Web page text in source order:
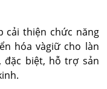
cải thiện chức năng
hóa vàgiữ cho làn
đặc biệt, hỗ trợ sản